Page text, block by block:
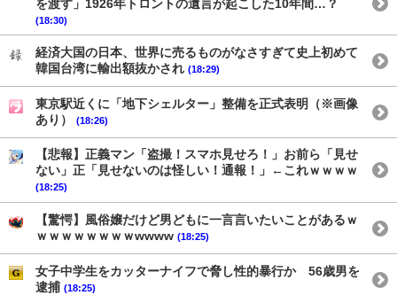
を渡す」1926年トロントの遺言が起こした10年間…？
(18:30)
経済大国の日本、世界に売るものがなさすぎて史上初めて
韓国台湾に輸出額抜かされ (18:29)
東京駅近くに「地下シェルター」整備を正式表明（※画像
あり）
(18:26)
【悲報】正義マン「盗撮！スマホ見せろ！」お前ら「見せ
ない」正「見せないのは怪しい！通報！」←これｗｗｗｗ
(18:25)
【驚愕】風俗嬢だけど男どもに一言言いたいことがあるｗ
ｗｗｗｗｗｗｗｗwwww (18:25)
女子中学生をカッターナイフで脅し性的暴行か 56歳男を
逮捕 (18:25)